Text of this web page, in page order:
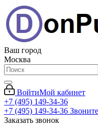
Ваш город
Москва
ВойтиМой кабинет
+7 (495) 149-34-36
+7 (495) 149-34-36
Заказать звонок